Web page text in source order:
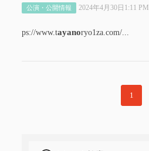
公演・公開情報 2024年4月30日1:11 PM
ps://www.tayanoryo1za.com/...
1